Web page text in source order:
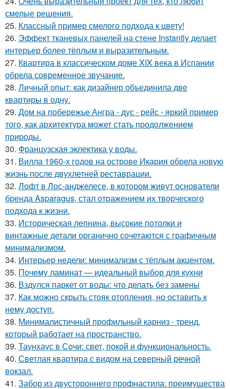
смелые решения.
25. Классный пример смелого подхода к цвету!
26. Эффект тканевых панелей на стене Instantly делает
интерьер более тёплым и выразительным.
27. Квартира в классическом доме XIX века в Испании
обрела современное звучание.
28. Личный опыт: как дизайнер объединила две
квартиры в одну.
29. Дом на побережье Ангра - дус - рейс - яркий пример
того, как архитектура может стать продолжением
природы.
30. Французская эклектика у воды.
31. Вилла 1960-х годов на острове Икария обрела новую
жизнь после двухлетней реставрации.
32. Лофт в Лос-анджелесе, в котором живут основатели
бренда Asparagus, стал отражением их творческого
подхода к жизни.
33. Историческая лепнина, высокие потолки и
винтажные детали органично сочетаются с графичным
минимализмом.
34. Интерьер недели: минимализм с тёплым акцентом.
35. Почему ламинат — идеальный выбор для кухни
36. Вздулся паркет от воды: что делать без замены
37. Как можно скрыть стояк отопления, но оставить к
нему доступ.
38. Минималистичный профильный карниз - тренд,
который работает на пространство.
39. Таунхаус в Сочи: свет, покой и функциональность.
40. Светлая квартира с видом на северный речной
вокзал.
41. Забор из двустороннего профнастила: преимущества